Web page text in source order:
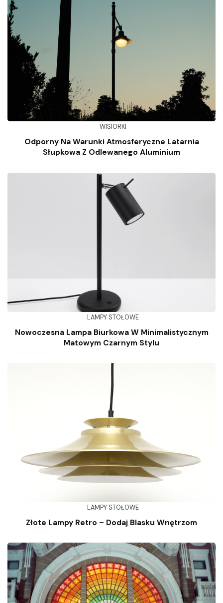
WISIORKI
Odporny Na Warunki Atmosferyczne Latarnia
Słupkowa Z Odlewanego Aluminium
LAMPY STOŁOWE
Nowoczesna Lampa Biurkowa W Minimalistycznym
Matowym Czarnym Stylu
LAMPY STOŁOWE
Złote Lampy Retro – Dodaj Blasku Wnętrzom